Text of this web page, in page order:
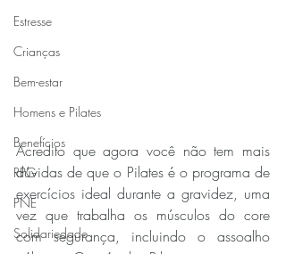
Estresse
Crianças
Bem-estar
Homens e Pilates
Benefícios
RPG
PNE
Solidariedade
Acredito que agora você não tem mais
dúvidas de que o Pilates é o programa de
exercícios ideal durante a gravidez, uma
vez que trabalha os músculos do core
com segurança, incluindo o assoalho